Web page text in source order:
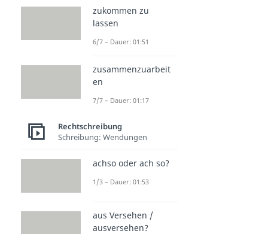
zukommen zu
lassen
6/7 – Dauer: 01:51
zusammenzuarbeit
en
7/7 – Dauer: 01:17
Rechtschreibung
Schreibung: Wendungen
achso oder ach so?
1/3 – Dauer: 01:53
aus Versehen /
ausversehen?